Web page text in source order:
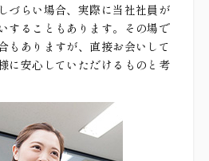
づらい場合、実際に当社社員が
することもあります。その場で
もありますが、直接お会いして
に安心していただけるものと考